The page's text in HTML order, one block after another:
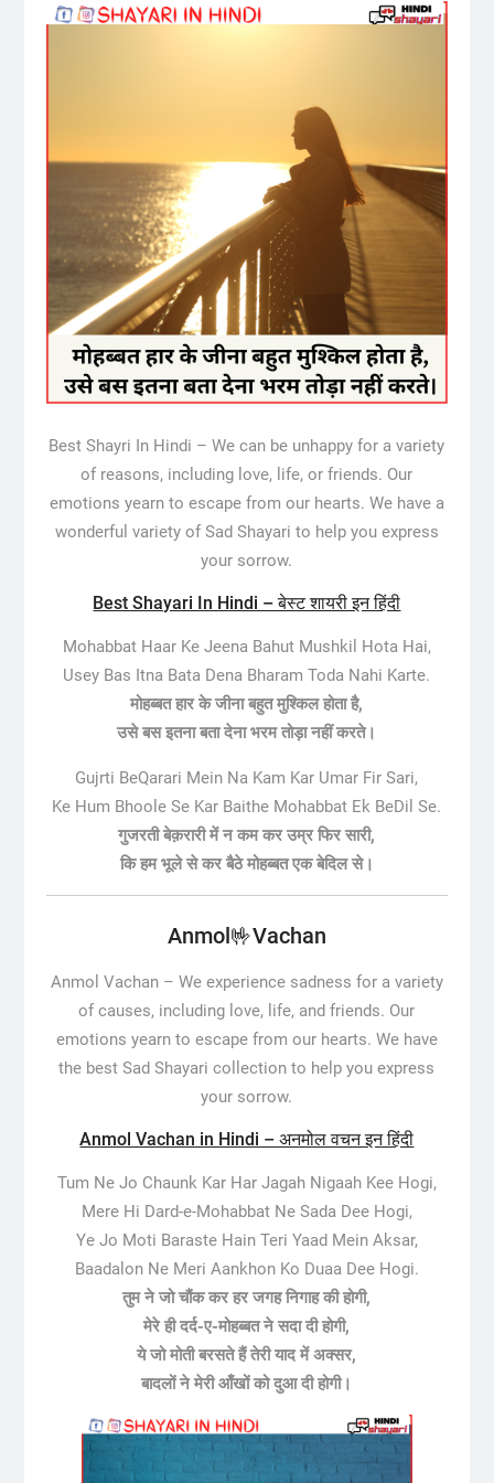
Best Shayri In Hindi – We can be unhappy for a variety
of reasons, including love, life, or friends. Our
emotions yearn to escape from our hearts. We have a
wonderful variety of Sad Shayari to help you express
your sorrow.
Best Shayari In Hindi – बेस्ट शायरी इन हिंदी
Mohabbat Haar Ke Jeena Bahut Mushkil Hota Hai,
Usey Bas Itna Bata Dena Bharam Toda Nahi Karte.
मोहब्बत हार के जीना बहुत मुश्किल होता है,
उसे बस इतना बता देना भरम तोड़ा नहीं करते।
Gujrti BeQarari Mein Na Kam Kar Umar Fir Sari,
Ke Hum Bhoole Se Kar Baithe Mohabbat Ek BeDil Se.
गुजरती बेक़रारी में न कम कर उम्र फिर सारी,
कि हम भूले से कर बैठे मोहब्बत एक बेदिल से।
Anmol🤟Vachan
Anmol Vachan – We experience sadness for a variety
of causes, including love, life, and friends. Our
emotions yearn to escape from our hearts. We have
the best Sad Shayari collection to help you express
your sorrow.
Anmol Vachan in Hindi – अनमोल वचन इन हिंदी
Tum Ne Jo Chaunk Kar Har Jagah Nigaah Kee Hogi,
Mere Hi Dard-e-Mohabbat Ne Sada Dee Hogi,
Ye Jo Moti Baraste Hain Teri Yaad Mein Aksar,
Baadalon Ne Meri Aankhon Ko Duaa Dee Hogi.
तुम ने जो चौंक कर हर जगह निगाह की होगी,
मेरे ही दर्द-ए-मोहब्बत ने सदा दी होगी,
ये जो मोती बरसते हैं तेरी याद में अक्सर,
बादलों ने मेरी आँखों को दुआ दी होगी।